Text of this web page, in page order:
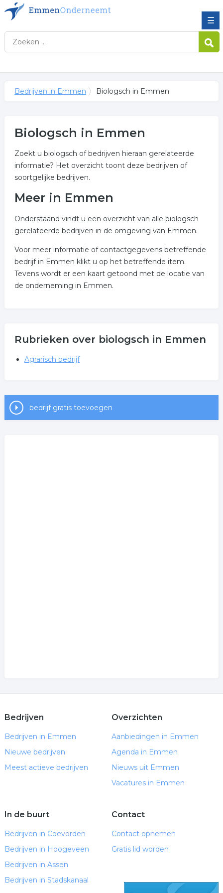
☰
Bedrijven in Emmen Biologsch in Emmen
Biologsch in Emmen
Zoekt u biologsch of bedrijven hieraan gerelateerde
informatie? Het overzicht toont deze bedrijven of
soortgelijke bedrijven.
Meer in Emmen
Onderstaand vindt u een overzicht van alle biologsch
gerelateerde bedrijven in de omgeving van Emmen.
Voor meer informatie of contactgegevens betreffende
bedrijf in Emmen klikt u op het betreffende item.
Tevens wordt er een kaart getoond met de locatie van
de onderneming in Emmen.
Rubrieken over biologsch in Emmen
Agrarisch bedrijf
bedrijf gratis toevoegen
Bedrijven
Bedrijven in Emmen
Nieuwe bedrijven
Meest actieve bedrijven
Overzichten
Aanbiedingen in Emmen
Agenda in Emmen
Nieuws uit Emmen
Vacatures in Emmen
In de buurt
Bedrijven in Coevorden
Bedrijven in Hoogeveen
Bedrijven in Assen
Bedrijven in Stadskanaal
Contact
Contact opnemen
Gratis lid worden